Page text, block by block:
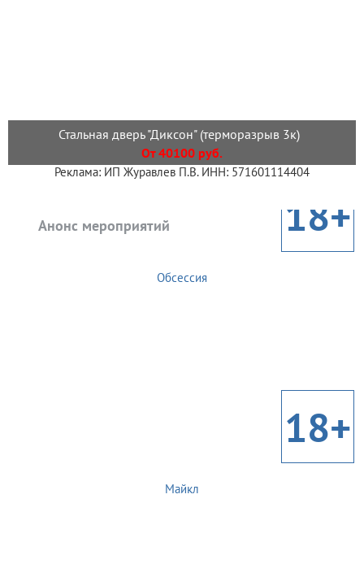
Стальная дверь "Диксон" (терморазрыв 3к)
От 40100 руб.
Реклама: ИП Журавлев П.В. ИНН: 571601114404
Анонс мероприятий 18+
Обсессия
18+
Майкл